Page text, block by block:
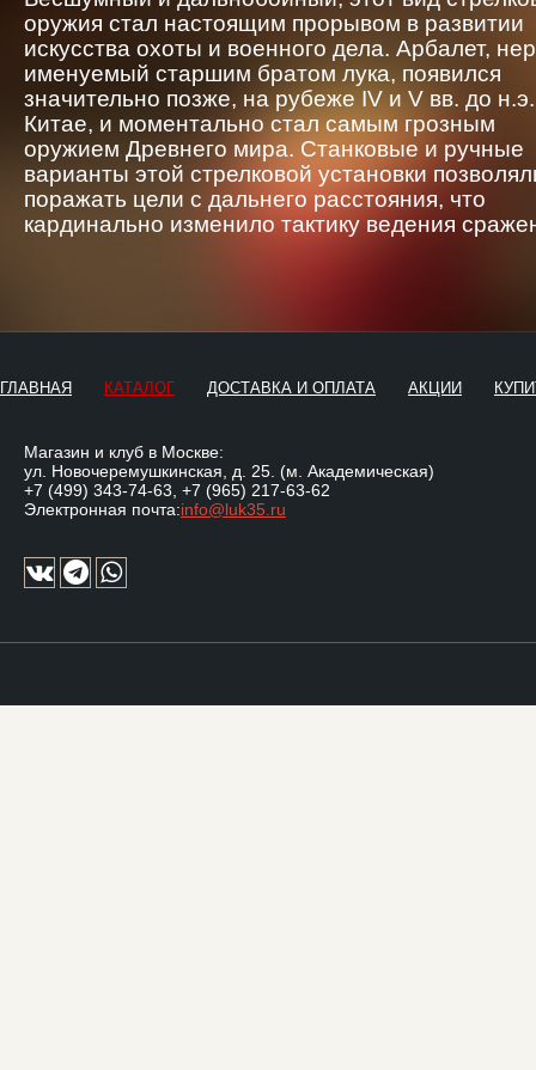
оружия стал настоящим прорывом в развитии
искусства охоты и военного дела. Арбалет,
именуемый старшим братом лука, появился
значительно позже, на рубеже IV и V вв. до
Китае, и моментально стал самым грозным
оружием Древнего мира. Станковые и ручные
варианты этой стрелковой установки
поражать цели с дальнего расстояния, что
кардинально изменило тактику ведения
ГЛАВНАЯ КАТАЛОГ ДОСТАВКА И ОПЛАТА АКЦИИ
Магазин и клуб в Москве:
ул. Новочеремушкинская, д. 25. (м. Академическая)
+7 (499) 343-74-63 +7 (965) 217-63-62
Электронная почта:info@luk35.ru